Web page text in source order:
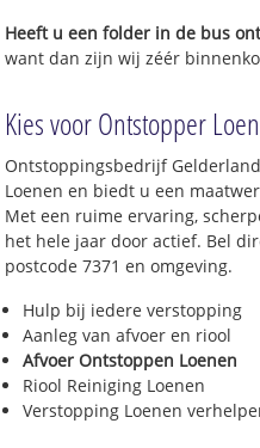
Heeft u een folder in de bus
want dan zijn wij zéér
Kies voor Ontstopper
Ontstoppingsbedrijf
Loenen en biedt u een
Met een ruime ervaring,
het hele jaar door actief. Bel
postcode 7371 en omgeving.
Hulp bij iedere verstopping
Aanleg van afvoer en riool
Afvoer Ontstoppen Loenen
Riool Reiniging Loenen
Verstopping Loenen